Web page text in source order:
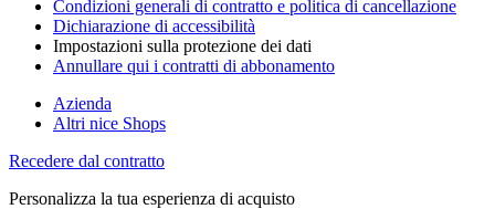
Condizioni generali di contratto e politica di cancellazione
Dichiarazione di accessibilità
Impostazioni sulla protezione dei dati
Annullare qui i contratti di abbonamento
Azienda
Altri nice Shops
Recedere dal contratto
Personalizza la tua esperienza di acquisto